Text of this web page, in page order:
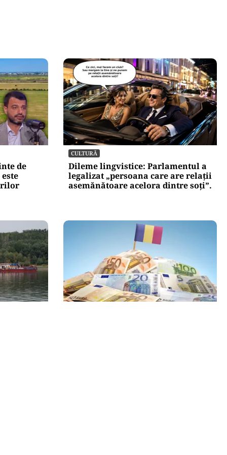
de
CULTURĂ
Dileme lingvistice: Parlamentul a
legalizat „persoana care are relații
asemănătoare acelora dintre soți”.